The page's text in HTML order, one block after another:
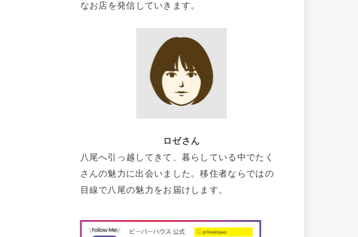
なお店を発信していきます。
ロゼさん
八尾へ引っ越してきて、暮らしている中でたく
さんの魅力に出会いました。移住者ならではの
目線で八尾の魅力をお届けします。